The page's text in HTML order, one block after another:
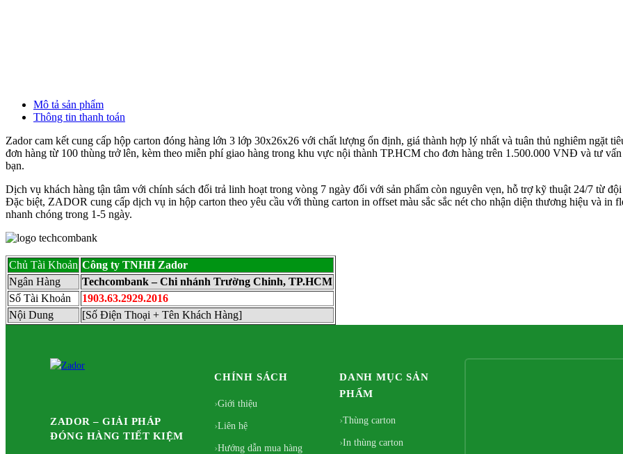
Mô tả sản phẩm
Thông tin thanh toán
Zador cam kết cung cấp hộp carton đóng hàng lớn 3 lớp 30x26x26 với chất lượng ổn định, giá thành hợp lý nhất và tuân thủ nghiêm ngặt
đơn hàng từ 100 thùng trở lên, kèm theo miễn phí giao hàng trong khu vực nội thành TP.HCM cho đơn hàng trên 1.500.000 VNĐ và tư
bạn.
Dịch vụ khách hàng tận tâm với chính sách đổi trả linh hoạt trong vòng 7 ngày đối với sản phẩm còn nguyên vẹn, hỗ trợ kỹ thuật 24/7 từ
Đặc biệt, ZADOR cung cấp dịch vụ in hộp carton theo yêu cầu với thùng carton in offset màu sắc sắc nét cho nhận diện thương hiệu và in
nhanh chóng trong 1-5 ngày.
Chủ Tài Khoản Công ty TNHH Zador
Ngân Hàng
Techcombank – Chi nhánh Trường Chinh, TP.HCM
Số Tài Khoản
1903.63.2929.2016
Nội Dung
[Số Điện Thoại + Tên Khách Hàng]
ZADOR – GIẢI PHÁP
ĐÓNG HÀNG TIẾT KIỆM
CHÍNH SÁCH
Giới thiệu
Liên hệ
Hướng dẫn mua hàng
DANH MỤC SẢN
PHẨM
Thùng carton
In thùng carton